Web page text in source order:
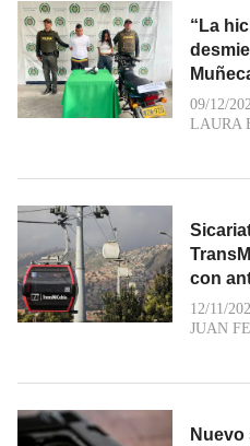
“La
09/12/
LAURA
con
12/11/
JUAN
Nuevo